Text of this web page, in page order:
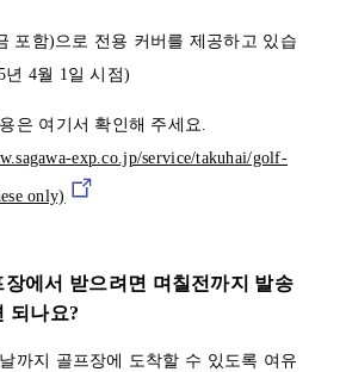
포함)으로 전용 커버를 제공하고 있습
년 4월 1일 시점)
은 여기서 확인해 주세요.
exp.co.jp/service/takuhai/golf-
only)
장에서 받으려면 며칠전까지 발송
되나요?
까지 골프장에 도착할 수 있도록 여유